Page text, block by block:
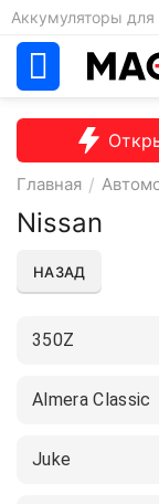
Аккумуляторы для
Главная /
Nissan
НАЗАД
350Z
Almera Classic
Juke